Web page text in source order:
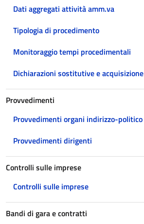
Dati aggregati attività amm.va
Tipologia di procedimento
Monitoraggio tempi procedimentali
Dichiarazioni sostitutive e
Provvedimenti
Provvedimenti organi indirizzo-politico
Provvedimenti dirigenti
Controlli sulle imprese
Controlli sulle imprese
Bandi di gara e contratti